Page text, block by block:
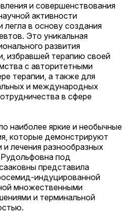
и совершенствования
активности
в основу создания
Это уникальная
развития
избравшей терапию своей
с авторитетными
терапии, а также для
и международных
в сфере
наиболее яркие и необычные
которые демонстрируют
лечения разнообразных
под
представила
индуцированной
множественными
и терминальной